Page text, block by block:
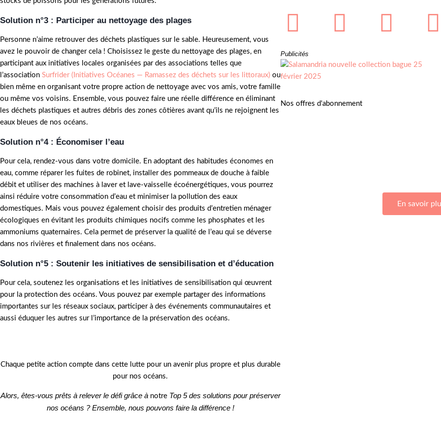
Solution n°3 : Participer au nettoyage des plages
Personne n’aime retrouver des déchets plastiques sur le sable. Heureusement, vous
avez le pouvoir de changer cela ! Choisissez le geste du nettoyage des plages, en
participant aux initiatives locales organisées par des associations telles que
l’association Surfrider (Initiatives Océanes — Ramassez des déchets sur les littoraux) ou
bien même en organisant votre propre action de nettoyage avec vos amis, votre famille
ou même vos voisins. Ensemble, vous pouvez faire une réelle différence en éliminant
les déchets plastiques et autres débris des zones côtières avant qu’ils ne rejoignent les
eaux bleues de nos océans.
Solution n°4 : Économiser l’eau
Pour cela, rendez-vous dans votre domicile. En adoptant des habitudes économes en
eau, comme réparer les fuites de robinet, installer des pommeaux de douche à faible
débit et utiliser des machines à laver et lave-vaisselle écoénergétiques, vous pourrez
ainsi réduire votre consommation d’eau et minimiser la pollution des eaux
domestiques. Mais vous pouvez également choisir des produits d’entretien ménager
écologiques en évitant les produits chimiques nocifs comme les phosphates et les
ammoniums quaternaires. Cela permet de préserver la qualité de l’eau qui se déverse
dans nos rivières et finalement dans nos océans.
Solution n°5 : Soutenir les initiatives de sensibilisation et d’éducation
Pour cela, soutenez les organisations et les initiatives de sensibilisation qui œuvrent
pour la protection des océans. Vous pouvez par exemple partager des informations
importantes sur les réseaux sociaux, participer à des événements communautaires et
aussi éduquer les autres sur l’importance de la préservation des océans.
Chaque petite action compte dans cette lutte pour un avenir plus propre et plus durable
pour nos océans.
Alors, êtes-vous prêts à relever le défi grâce à notre Top 5 des solutions pour préserver
nos océans ? Ensemble, nous pouvons faire la différence !
Publicités
Nos offres d'abonnement
En savoir